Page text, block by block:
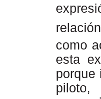
como
esta
porque
piloto,